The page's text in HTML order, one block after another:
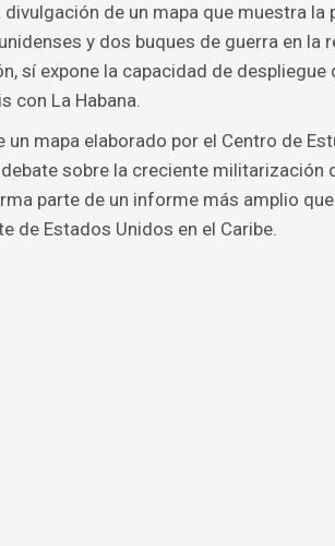
divulgación de un mapa que muestra
y dos buques de guerra en la
sí expone la capacidad de
con La Habana.
un mapa elaborado por el Centro de
debate sobre la creciente
parte de un informe más amplio
de Estados Unidos en el Caribe.